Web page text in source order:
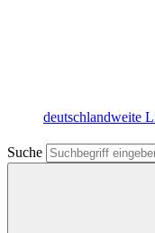
deutschlandweite
Suche